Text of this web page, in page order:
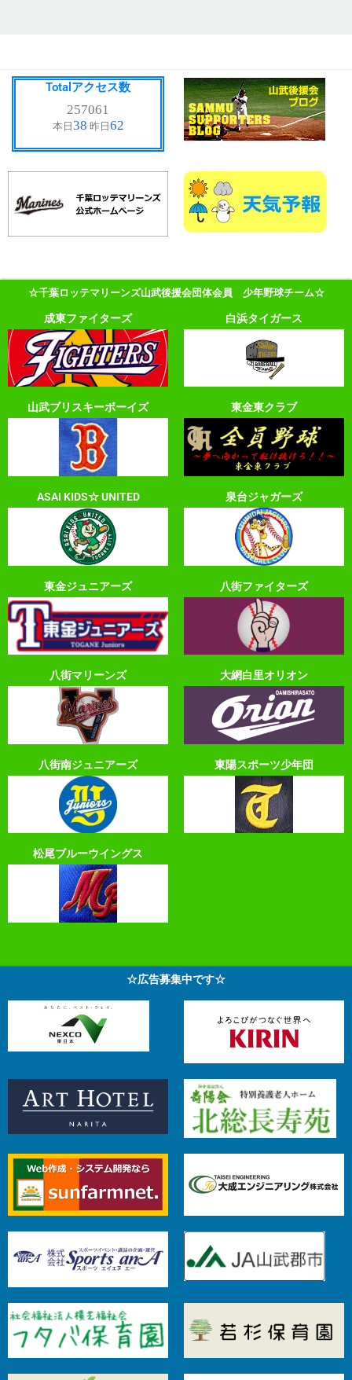
Totalアクセス数
☆千葉ロッテマリーンズ山武後援会団体会員 少年野球チーム☆
成東ファイターズ 白浜タイガース
山武ブリスキーボーイズ 東金東クラブ
ASAI KIDS☆ UNITED 泉台ジャガーズ
東金ジュニアーズ 八街ファイターズ
八街マリーンズ 大網白里オリオン
八街南ジュニアーズ 東陽スポーツ少年団
松尾ブルーウイングス
☆広告募集中です☆